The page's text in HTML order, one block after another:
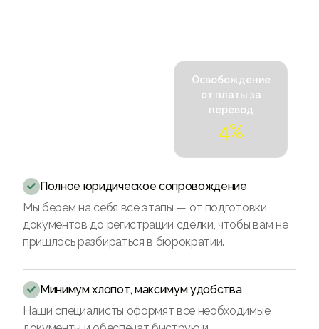
Освобождение
от платы за
перевод
4%
 Полное юридическое сопровождение
Мы берем на себя все этапы — от подготовки
документов до регистрации сделки, чтобы вам не
пришлось разбираться в бюрократии.
 Минимум хлопот, максимум удобства
Наши специалисты оформят все необходимые